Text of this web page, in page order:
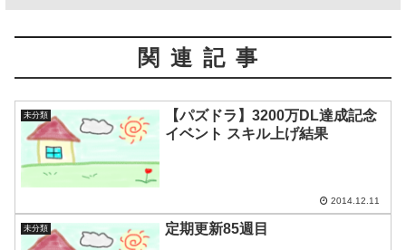
関連記事
未分類
【パズドラ】3200万DL達成記念
イベント スキル上げ結果
2014.12.11
未分類 定期更新85週目